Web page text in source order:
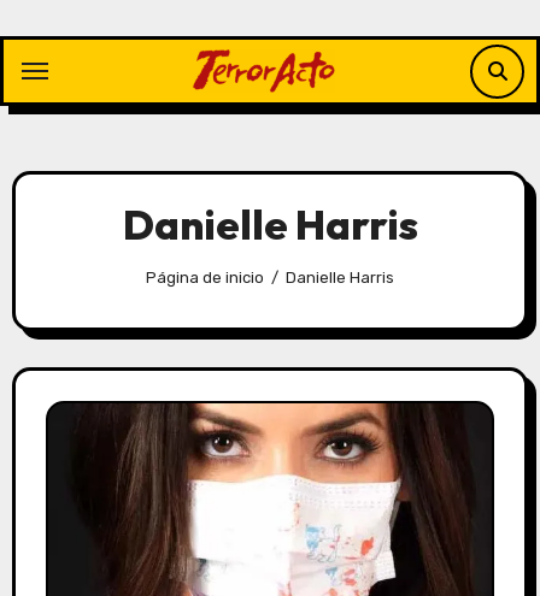
contenido
Danielle Harris
Página de inicio Danielle Harris